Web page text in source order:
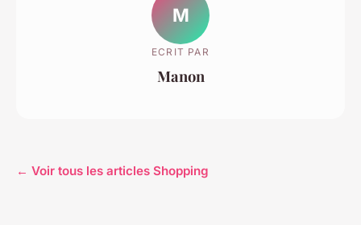
M
ECRIT PAR
Manon
← Voir tous les articles Shopping